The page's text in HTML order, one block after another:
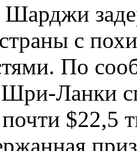
Шарджи
с
По
Ланки
$22,5